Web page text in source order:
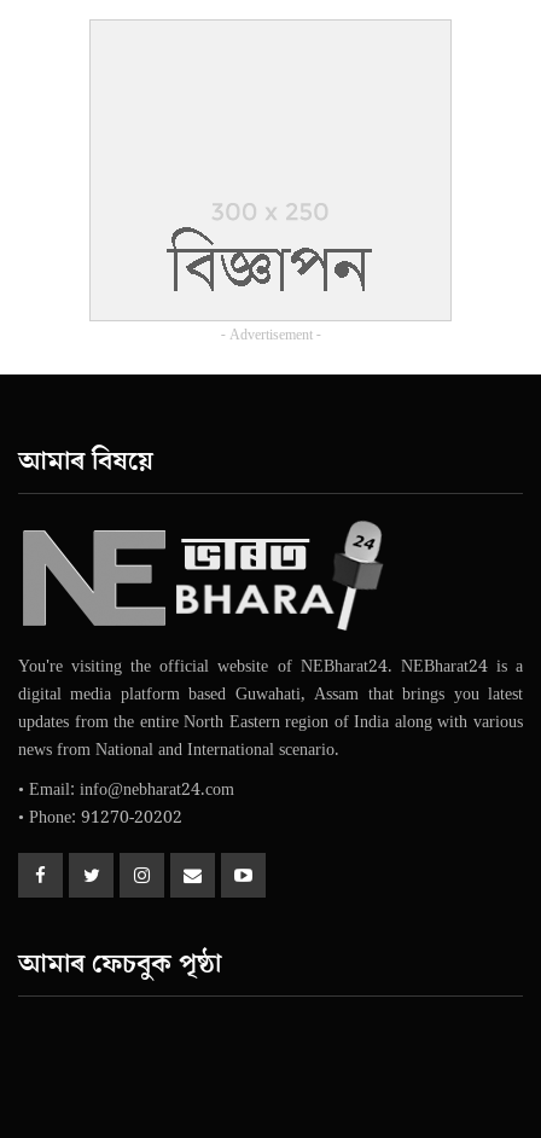
- Advertisement -
আমাৰ বিষয়ে
You're visiting the official website of NEBharat24. NEBharat24 is a
digital media platform based Guwahati, Assam that brings you latest
updates from the entire North Eastern region of India along with various
news from National and International scenario.
• Email: info@nebharat24.com
• Phone: 91270-20202
আমাৰ ফেচবুক পৃষ্ঠা